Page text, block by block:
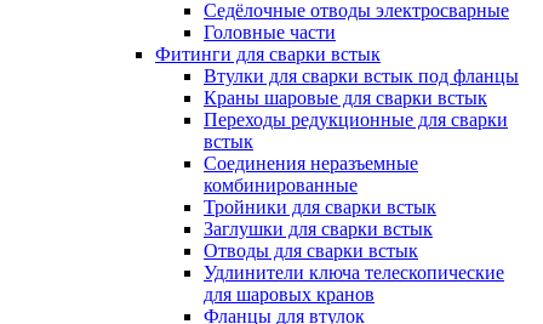
Седёлочные отводы электросварные
Головные части
Фитинги для сварки встык
Втулки для сварки встык под фланцы
Краны шаровые для сварки встык
Переходы редукционные для сварки
встык
Соединения неразъемные
комбинированные
Тройники для сварки встык
Заглушки для сварки встык
Отводы для сварки встык
Удлинители ключа телескопические
для шаровых кранов
Фланцы для втулок